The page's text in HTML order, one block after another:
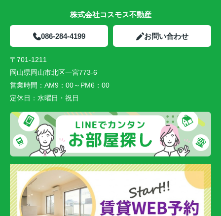
株式会社コスモス不動産
086-284-4199 お問い合わせ
〒701-1211
岡山県岡山市北区一宮773-6
営業時間： AM9：00～PM6：00
定休日： 水曜日・祝日